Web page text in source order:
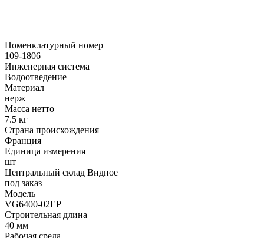
Номенклатурный номер
109-1806
Инженерная система
Водоотведение
Материал
нерж
Масса нетто
7.5 кг
Страна происхождения
Франция
Единица измерения
шт
Центральный склад Видное
под заказ
Модель
VG6400-02EP
Строительная длина
40 мм
Рабочая среда